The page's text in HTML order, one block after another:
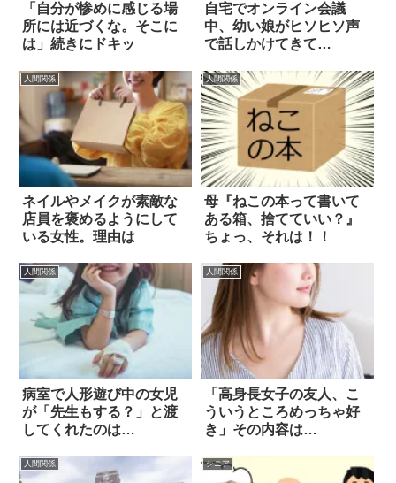
「自分が惨めに感じる場
所には近づくな。そこに
は」続きにドキッ
自宅でオンライン会議
中、幼い娘がヒソヒソ声
で話しかけてきて…
人間関係
ネイルやメイクが素敵な
店員を褒めるようにして
いる女性。理由は
人間関係
母『ねこの本って書いて
ある箱、捨てていい？』
ちょっ、それは！！
人間関係
病室で人形遊び中の女児
が「先生もする？」と渡
してくれたのは…
人間関係
「高身長女子の友人、こ
ういうところめっちゃ好
き」その内容は…
人間関係 シニア